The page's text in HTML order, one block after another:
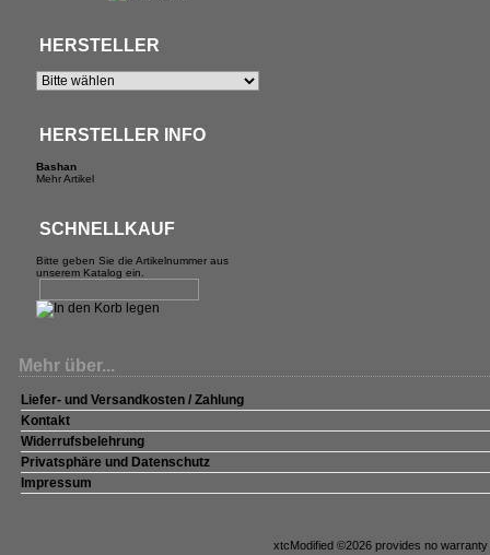
HERSTELLER
HERSTELLER INFO
Bashan
Mehr Artikel
SCHNELLKAUF
Bitte geben Sie die Artikelnummer aus
unserem Katalog ein.
Mehr über...
Liefer- und Versandkosten / Zahlung
Kontakt
Widerrufsbelehrung
Privatsphäre und Datenschutz
Impressum
xtcModified©2026 provides no warranty